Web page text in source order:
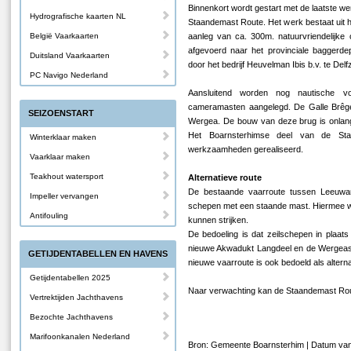
Binnenkort wordt gestart met de laatste
Staandemast Route. Het werk bestaat uit
aanleg van ca. 300m.
afgevoerd naar het provinciale
door het bedrijf Heuvelman Ibis b.v. te
Aansluitend worden nog nautische
cameramasten aangelegd. De Galle
Wergea. De bouw van deze brug is
Het Boarnsterhimse deel van de
werkzaamheden gerealiseerd.
Alternatieve route
De bestaande vaarroute tussen
schepen met een staande mast. Hiermee
kunnen strijken.
De bedoeling is dat zeilschepen in
nieuwe Akwadukt Langdeel en de
nieuwe vaarroute is ook bedoeld als
Naar verwachting kan de Staandemast
Bron: Gemeente Boarnsterhim | Datum
Hydrografische kaarten NL
België Vaarkaarten
Duitsland Vaarkaarten
PC Navigo Nederland
SEIZOENSTART
Winterklaar maken
Vaarklaar maken
Teakhout watersport
Impeller vervangen
Antifouling
GETIJDENTABELLEN EN HAVENS
Getijdentabellen 2025
Vertrektijden Jachthavens
Bezochte Jachthavens
Marifoonkanalen Nederland